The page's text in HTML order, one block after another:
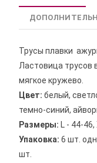
Трусы плавки
Ластовица трусов
мягкое кружево.
Цвет: белый,
темно-синий,
Размеры: L - 44-46,
Упаковка: 6 шт.
шт.